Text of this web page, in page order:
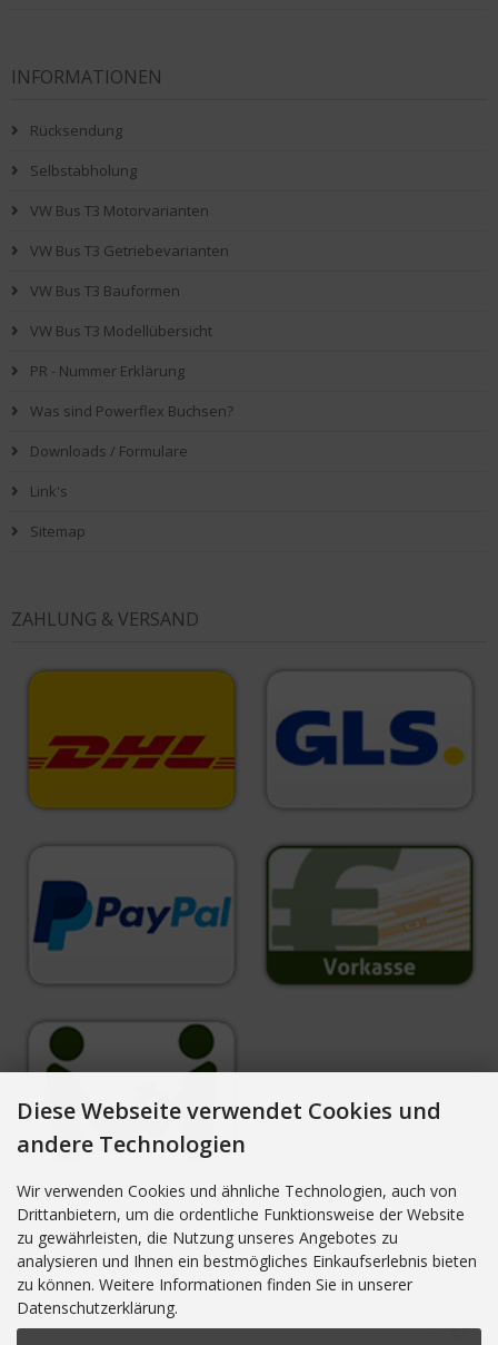
INFORMATIONEN
Rücksendung
Selbstabholung
VW Bus T3 Motorvarianten
VW Bus T3 Getriebevarianten
VW Bus T3 Bauformen
VW Bus T3 Modellübersicht
PR - Nummer Erklärung
Was sind Powerflex Buchsen?
Downloads / Formulare
Link's
Sitemap
ZAHLUNG & VERSAND
NEWSLETTER-ANMELDUNG
E-Mail-Adresse:
Diese Webseite verwendet Cookies und
andere Technologien
Wir verwenden Cookies und ähnliche Technologien, auch von
Drittanbietern, um die ordentliche Funktionsweise der Website
zu gewährleisten, die Nutzung unseres Angebotes zu
analysieren und Ihnen ein bestmögliches Einkaufserlebnis bieten
zu können. Weitere Informationen finden Sie in unserer
Datenschutzerklärung.